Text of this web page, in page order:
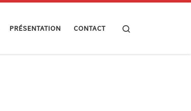
PRÉSENTATION CONTACT